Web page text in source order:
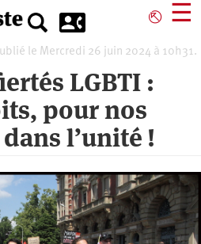
⎋ ☰
le Mercredi 26 juin 2024 à 10h31.
LGBTI :
pour nos
l’unité !